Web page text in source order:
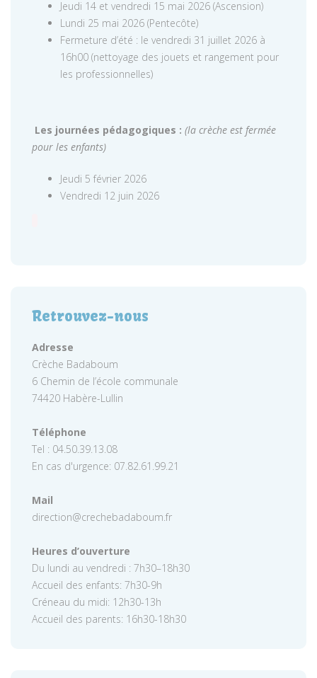
Jeudi 14 et vendredi 15 mai 2026 (Ascension)
Lundi 25 mai 2026 (Pentecôte)
Fermeture d’été : le vendredi 31 juillet 2026 à
16h00 (nettoyage des jouets et rangement pour
les professionnelles)
Les journées pédagogiques : (la crèche est fermée
pour les enfants)
Jeudi 5 février 2026
Vendredi 12 juin 2026
Retrouvez-nous
Adresse
Crèche Badaboum
6 Chemin de l’école communale
74420 Habère-Lullin
Téléphone
Tel : 04.50.39.13.08
En cas d'urgence: 07.82.61.99.21
Mail
direction@crechebadaboum.fr
Heures d’ouverture
Du lundi au vendredi : 7h30–18h30
Accueil des enfants: 7h30-9h
Créneau du midi: 12h30-13h
Accueil des parents: 16h30-18h30